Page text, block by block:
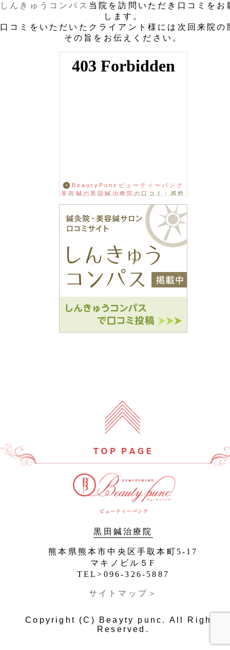
しんきゅうコンパス 当院を訪問いただき口コミをお
します。
口コミをいただいたクライアント様には次回来院の
その旨をお伝えください。
BeautyPuncビューティーパンク
美容鍼の黒田鍼治療院の口コミ・感想
黒田鍼治療院
熊本県熊本市中央区手取本町5-17
マキノビル５F
TEL>096-326-5887
サイトマップ＞
Copyright (C) Beayty punc. All Rights
Reserved.